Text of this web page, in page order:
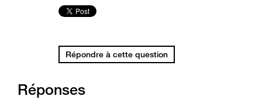
Répondre à cette question
Réponses